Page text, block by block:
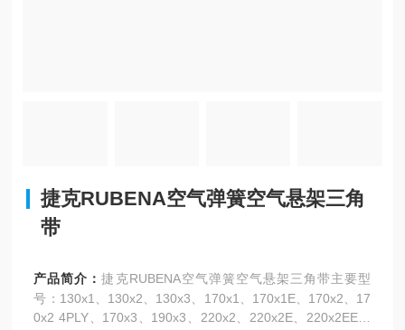
捷克RUBENA空气弹簧空气悬架三角
带
产品简介：捷克RUBENA空气弹簧空气悬架三角带主要型
号：130x1、130x2、130x3、170x1、170x1E、170x2、17
0x2 4PLY、170x3、190x3、220x2、220x2E、220x2EE、